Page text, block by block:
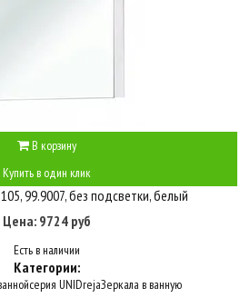
В корзину
Купить в один клик
99.9007, без подсветки, белый
Цена: 9724 руб
Есть в наличии
Категории:
серия UNIDrejaЗеркала в ванную